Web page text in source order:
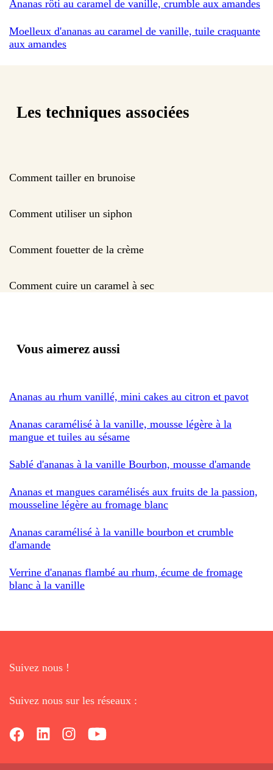
Ananas rôti au caramel de vanille, crumble aux amandes
Moelleux d'ananas au caramel de vanille, tuile craquante
aux amandes
Les techniques associées
Comment tailler en brunoise
Comment utiliser un siphon
Comment fouetter de la crème
Comment cuire un caramel à sec
Vous aimerez aussi
Ananas au rhum vanillé, mini cakes au citron et pavot
Ananas caramélisé à la vanille, mousse légère à la
mangue et tuiles au sésame
Sablé d'ananas à la vanille Bourbon, mousse d'amande
Ananas et mangues caramélisés aux fruits de la passion,
mousseline légère au fromage blanc
Ananas caramélisé à la vanille bourbon et crumble
d'amande
Verrine d'ananas flambé au rhum, écume de fromage
blanc à la vanille
Suivez nous !
Suivez nous sur les réseaux :